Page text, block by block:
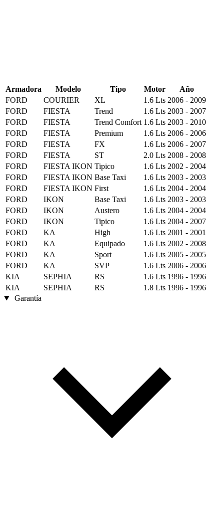
Armadora Modelo Tipo Motor
Año
FORD
COURIER XL 1.6 Lts 2006 - 2009
FORD
FIESTA Trend 1.6 Lts 2003 - 2007
FORD
FIESTA Trend Comfort 1.6 Lts 2003 - 2010
FORD
FIESTA Premium 1.6 Lts 2006 - 2006
FORD
FIESTA FX 1.6 Lts 2006 - 2007
FORD
FIESTA ST 2.0 Lts 2008 - 2008
FORD
FIESTA IKON Tipico 1.6 Lts 2002 - 2004
FORD
FIESTA IKON Base Taxi 1.6 Lts 2003 - 2003
FORD
FIESTA IKON First 1.6 Lts 2004 - 2004
FORD
IKON Base Taxi 1.6 Lts 2003 - 2003
FORD
IKON Austero 1.6 Lts 2004 - 2004
FORD
IKON Tipico 1.6 Lts 2004 - 2007
FORD
KA High 1.6 Lts 2001 - 2001
FORD
KA Equipado 1.6 Lts 2002 - 2008
FORD
KA Sport 1.6 Lts 2005 - 2005
FORD
KA SVP 1.6 Lts 2006 - 2006
KIA
SEPHIA RS 1.6 Lts 1996 - 1996
KIA
SEPHIA RS 1.8 Lts 1996 - 1996
Garantía